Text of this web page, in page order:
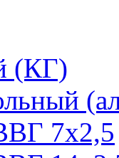
(КГ)
7х2,5